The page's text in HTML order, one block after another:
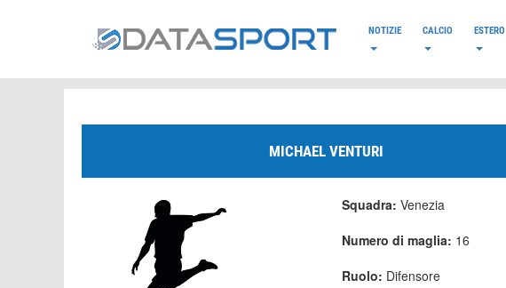
NOTIZIE CALCIO ESTERO
MICHAEL VENTURI
Squadra: Venezia
Numero di maglia: 16
Ruolo: Difensore